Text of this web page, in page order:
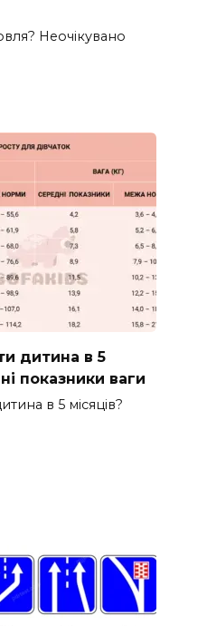
Неочікувано
дитина в 5
показники ваги
в 5 місяців?